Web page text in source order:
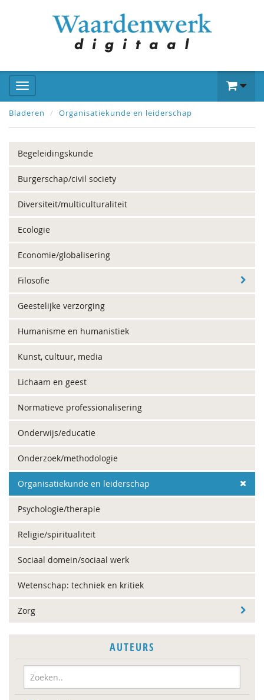
Bladeren Organisatiekunde en leiderschap
Begeleidingskunde
Burgerschap/civil society
Diversiteit/multiculturaliteit
Ecologie
Economie/globalisering
Filosofie
Geestelijke verzorging
Humanisme en humanistiek
Kunst, cultuur, media
Lichaam en geest
Normatieve professionalisering
Onderwijs/educatie
Onderzoek/methodologie
Organisatiekunde en leiderschap
Psychologie/therapie
Religie/spiritualiteit
Sociaal domein/sociaal werk
Wetenschap: techniek en kritiek
Zorg
AUTEURS